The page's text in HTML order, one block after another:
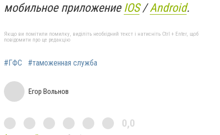
мобильное приложение IOS/Android.
Якщо ви помітили помилку, виділіть необхідний текст і натисніть Ctrl + Enter, щоб
повідомити про це редакцію
#ГФС #таможенная служба
Егор Вольнов
0,0